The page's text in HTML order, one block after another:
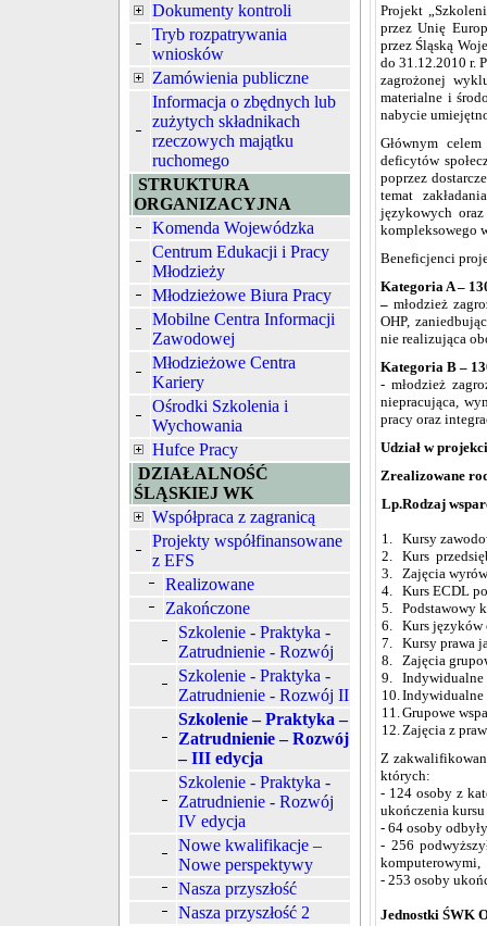
Dokumenty kontroli
Tryb rozpatrywania
wniosków
Zamówienia publiczne
Informacja o zbędnych lub
zużytych składnikach
rzeczowych majątku
ruchomego
STRUKTURA
ORGANIZACYJNA
Komenda Wojewódzka
Centrum Edukacji i Pracy
Młodzieży
Młodzieżowe Biura Pracy
Mobilne Centra Informacji
Zawodowej
Młodzieżowe Centra
Kariery
Ośrodki Szkolenia i
Wychowania
Hufce Pracy
DZIAŁALNOŚĆ
ŚLĄSKIEJ WK
Współpraca z zagranicą
Projekty współfinansowane
z EFS
Realizowane
Zakończone
Szkolenie - Praktyka -
Zatrudnienie - Rozwój
Szkolenie - Praktyka -
Zatrudnienie - Rozwój II
Szkolenie – Praktyka –
Zatrudnienie – Rozwój
– III edycja
Szkolenie - Praktyka -
Zatrudnienie - Rozwój
IV edycja
Nowe kwalifikacje –
Nowe perspektywy
Nasza przyszłość
Nasza przyszłość 2
Projekt
przez Unię
przez Śląską
do 31.12.2010 r.
zagrożonej
materialne i
nabycie
Głównym
deficytów
poprzez
temat
językowych
kompleksowego
Beneficjenci
Kategoria A –
–młodzież
OHP,
nie realizująca
Kategoria B –
- młodzież
niepracująca,
pracy oraz
Udział w
Zrealizowane
Lp.Rodzaj
1. Kursy
2. Kurs
3. Zajęcia
4. Kurs ECDL
5. Podstawowy
6. Kurs języków
7. Kursy prawa
8. Zajęcia
9. Indywidualne
10.Indywidualne
11.Grupowe
12.Zajęcia z
Z
których:
- 124 osoby z
ukończenia
- 64 osoby
- 256
komputerowymi,
- 253 osoby
Jednostki ŚWK